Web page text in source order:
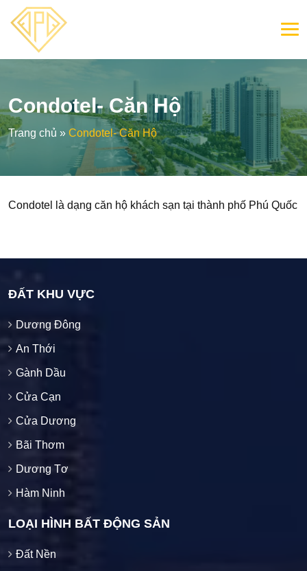
Condotel- Căn Hộ
Trang chủ » Condotel- Căn Hộ
Condotel là dạng căn hộ khách sạn tại thành phố Phú Quốc
ĐẤT KHU VỰC
Dương Đông
An Thới
Gành Dầu
Cửa Cạn
Cửa Dương
Bãi Thơm
Dương Tơ
Hàm Ninh
LOẠI HÌNH BẤT ĐỘNG SẢN
Đất Nền